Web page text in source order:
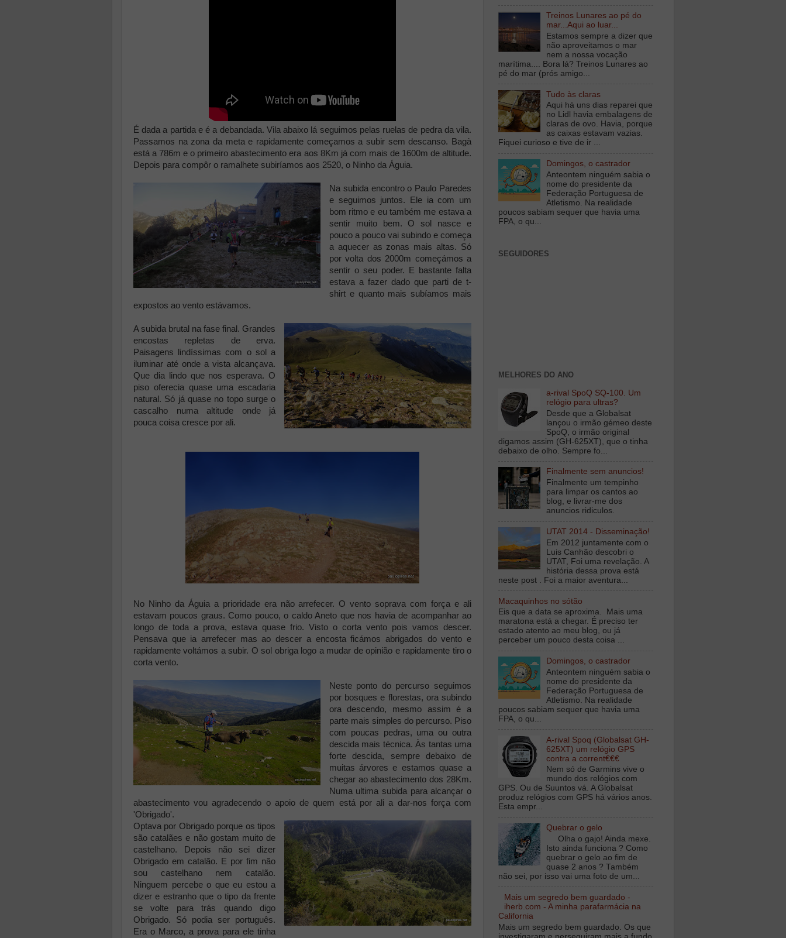
É dada a partida e é a debandada. Vila abaixo lá seguimos pelas ruelas de pedra da vila.
Passamos na zona da meta e rapidamente começamos a subir sem descanso. Bagà
está a 786m e o primeiro abastecimento era aos 8Km já com mais de 1600m de altitude.
Depois para compôr o ramalhete subiríamos aos 2520, o Ninho da Águia.
Na subida encontro o Paulo Paredes
e seguimos juntos. Ele ia com um
bom ritmo e eu também me estava a
sentir muito bem. O sol nasce e
pouco a pouco vai subindo e começa
a aquecer as zonas mais altas. Só
por volta dos 2000m começámos a
sentir o seu poder. E bastante falta
estava a fazer dado que parti de t-
shirt e quanto mais subíamos mais
expostos ao vento estávamos.
A subida brutal na fase final. Grandes
encostas repletas de erva.
Paisagens lindíssimas com o sol a
iluminar até onde a vista alcançava.
Que dia lindo que nos esperava. O
piso oferecia quase uma escadaria
natural. Só já quase no topo surge o
cascalho numa altitude onde já
pouca coisa cresce por ali.
No Ninho da Águia a prioridade era não arrefecer. O vento soprava com força e ali
estavam poucos graus. Como pouco, o caldo Aneto que nos havia de acompanhar ao
longo de toda a prova, estava quase frio. Visto o corta vento pois vamos descer.
Pensava que ia arrefecer mas ao descer a encosta ficámos abrigados do vento e
rapidamente voltámos a subir. O sol obriga logo a mudar de opinião e rapidamente tiro o
corta vento.
Neste ponto do percurso seguimos
por bosques e florestas, ora subindo
ora descendo, mesmo assim é a
parte mais simples do percurso. Piso
com poucas pedras, uma ou outra
descida mais técnica. Às tantas uma
forte descida, sempre debaixo de
muitas árvores e estamos quase a
chegar ao abastecimento dos 28Km.
Numa ultima subida para alcançar o
abastecimento vou agradecendo o apoio de quem está por ali a dar-nos força com
'Obrigado'.
Optava por Obrigado porque os tipos
são catalães e não gostam muito de
castelhano. Depois não sei dizer
Obrigado em catalão. E por fim não
sou castelhano nem catalão.
Ninguem percebe o que eu estou a
dizer e estranho que o tipo da frente
se volte para trás quando digo
Obrigado. Só podia ser português.
Era o Marco, a prova para ele tinha
Treinos Lunares ao pé do
mar...Aqui ao luar...
Estamos sempre a dizer que
não aproveitamos o mar
nem a nossa vocação
marítima.... Bora lá? Treinos Lunares ao
pé do mar (prós amigo...
Tudo às claras
Aqui há uns dias reparei que
no Lidl havia embalagens de
claras de ovo. Havia, porque
as caixas estavam vazias.
Fiquei curioso e tive de ir ...
Domingos, o castrador
Anteontem ninguém sabia o
nome do presidente da
Federação Portuguesa de
Atletismo. Na realidade
poucos sabiam sequer que havia uma
FPA, o qu...
SEGUIDORES
MELHORES DO ANO
a-rival SpoQ SQ-100. Um
relógio para ultras?
Desde que a Globalsat
lançou o irmão gémeo deste
SpoQ, o irmão original
digamos assim (GH-625XT), que o tinha
debaixo de olho. Sempre fo...
Finalmente sem anuncios!
Finalmente um tempinho
para limpar os cantos ao
blog, e livrar-me dos
anuncios ridiculos.
UTAT 2014 - Disseminação!
Em 2012 juntamente com o
Luis Canhão descobri o
UTAT, Foi uma revelação. A
história dessa prova está
neste post . Foi a maior aventura...
Macaquinhos no sótão
Eis que a data se aproxima. Mais uma
maratona está a chegar. É preciso ter
estado atento ao meu blog, ou já
perceber um pouco desta coisa ...
Domingos, o castrador
Anteontem ninguém sabia o
nome do presidente da
Federação Portuguesa de
Atletismo. Na realidade
poucos sabiam sequer que havia uma
FPA, o qu...
A-rival Spoq (Globalsat GH-
625XT) um relógio GPS
contra a corrent€€€
Nem só de Garmins vive o
mundo dos relógios com
GPS. Ou de Suuntos vá. A Globalsat
produz relógios com GPS há vários anos.
Esta empr...
Quebrar o gelo
Olha o gajo! Ainda mexe.
Isto ainda funciona ? Como
quebrar o gelo ao fim de
quase 2 anos ? Também
não sei, por isso vai uma foto de um...
Mais um segredo bem guardado -
iherb.com - A minha parafarmácia na
California
Mais um segredo bem guardado. Os que